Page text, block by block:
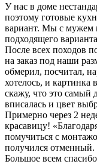
У нас в доме
поэтому готовые
вариант. Мы с мужем
подходящего
После всех походов
на заказ под наши
обмерил, посчитал,
хотелось, и картинка
скажу, что это самый
вписалась и цвет
Примерно через 2
красавицу!
помучиться с
получился отменный.
Большое всем